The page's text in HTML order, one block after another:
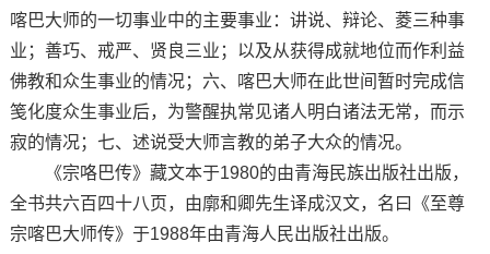
喀巴大师的一切事业中的主要事业：讲说、辩论、菱三种事
业；善巧、戒严、贤良三业；以及从获得成就地位而作利益
佛教和众生事业的情况；六、喀巴大师在此世间暂时完成信
笺化度众生事业后，为警醒执常见诸人明白诸法无常，而示
寂的情况；七、述说受大师言教的弟子大众的情况。
《宗咯巴传》藏文本于1980的由青海民族出版社出版，
全书共六百四十八页，由廓和卿先生译成汉文，名曰《至尊
宗喀巴大师传》于1988年由青海人民出版社出版。